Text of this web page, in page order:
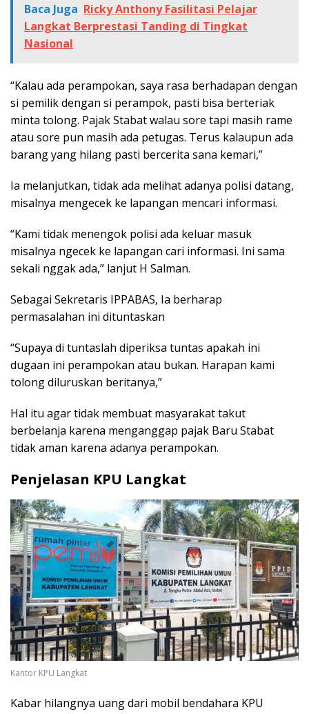
Baca Juga Ricky Anthony Fasilitasi Pelajar
Langkat Berprestasi Tanding di Tingkat
Nasional
“Kalau ada perampokan, saya rasa berhadapan dengan
si pemilik dengan si perampok, pasti bisa berteriak
minta tolong. Pajak Stabat walau sore tapi masih rame
atau sore pun masih ada petugas. Terus kalaupun ada
barang yang hilang pasti bercerita sana kemari,”
Ia melanjutkan, tidak ada melihat adanya polisi datang,
misalnya mengecek ke lapangan mencari informasi.
“Kami tidak menengok polisi ada keluar masuk
misalnya ngecek ke lapangan cari informasi. Ini sama
sekali nggak ada,” lanjut H Salman.
Sebagai Sekretaris IPPABAS, Ia berharap
permasalahan ini dituntaskan
“Supaya di tuntaslah diperiksa tuntas apakah ini
dugaan ini perampokan atau bukan. Harapan kami
tolong diluruskan beritanya,”
Hal itu agar tidak membuat masyarakat takut
berbelanja karena menganggap pajak Baru Stabat
tidak aman karena adanya perampokan.
Penjelasan KPU Langkat
Kantor KPU Langkat
Kabar hilangnya uang dari mobil bendahara KPU